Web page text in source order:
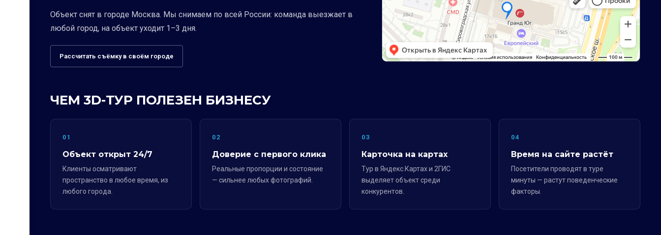
Объект снят в городе Москва. Мы снимаем по всей России: команда выезжает в
любой город, на объект уходит 1–3 дня.
Рассчитать съёмку в своём городе
ЧЕМ 3D-ТУР ПОЛЕЗЕН БИЗНЕСУ
01
Объект открыт 24/7
Клиенты осматривают
пространство в любое время, из
любого города.
02
Доверие с первого клика
Реальные пропорции и состояние
— сильнее любых фотографий.
03
Карточка на картах
Тур в Яндекс.Картах и 2ГИС
выделяет объект среди
конкурентов.
04
Время на сайте растёт
Посетители проводят в туре
минуты — растут поведенческие
факторы.